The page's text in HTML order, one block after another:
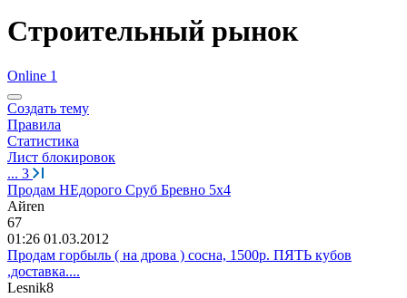
Строительный рынок
Online 1
Создать тему
Правила
Статистика
Лист блокировок
... 3
Продам НЕдорого Сруб Бревно 5х4
Айren
67
01:26 01.03.2012
Продам горбыль ( на дрова ) сосна, 1500р. ПЯТЬ кубов
,доставка....
Lesnik8